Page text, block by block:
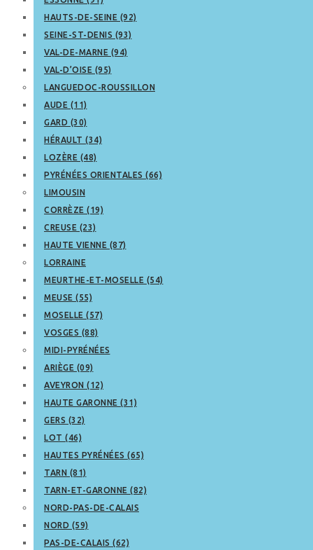
HAUTS-DE-SEINE (92)
SEINE-ST-DENIS (93)
VAL-DE-MARNE (94)
VAL-D’OISE (95)
LANGUEDOC-ROUSSILLON
AUDE (11)
GARD (30)
HÉRAULT (34)
LOZÈRE (48)
PYRÉNÉES ORIENTALES (66)
LIMOUSIN
CORRÈZE (19)
CREUSE (23)
HAUTE VIENNE (87)
LORRAINE
MEURTHE-ET-MOSELLE (54)
MEUSE (55)
MOSELLE (57)
VOSGES (88)
MIDI-PYRÉNÉES
ARIÈGE (09)
AVEYRON (12)
HAUTE GARONNE (31)
GERS (32)
LOT (46)
HAUTES PYRÉNÉES (65)
TARN (81)
TARN-ET-GARONNE (82)
NORD-PAS-DE-CALAIS
NORD (59)
PAS-DE-CALAIS (62)